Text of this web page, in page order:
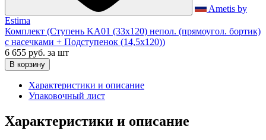
Ametis by
Estima
Комплект (Ступень KA01 (33x120) непол. (прямоугол. бортик)
с насечками + Подступенок (14,5x120))
6 655 руб. за шт
В корзину
Характеристики и описание
Упаковочный лист
Характеристики и описание